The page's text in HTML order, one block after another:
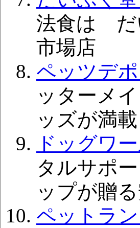
法食は だ
市場店
ペッツデ
ッターメ
ッズが満載
ドッグワ
タルサポ
ップが贈
ペットラ